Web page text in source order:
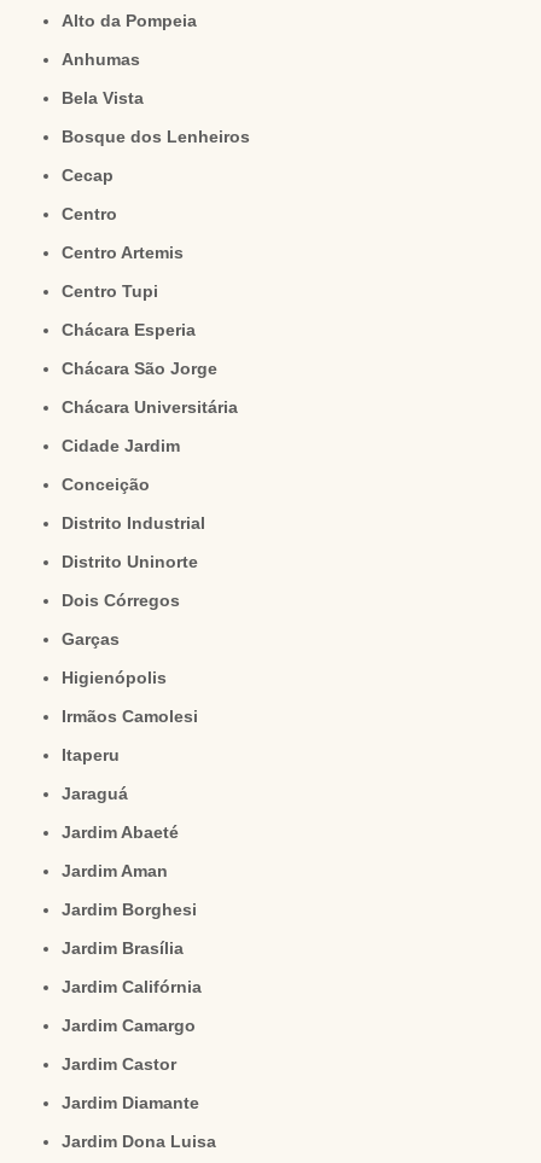
Alto da Pompeia
Anhumas
Bela Vista
Bosque dos Lenheiros
Cecap
Centro
Centro Artemis
Centro Tupi
Chácara Esperia
Chácara São Jorge
Chácara Universitária
Cidade Jardim
Conceição
Distrito Industrial
Distrito Uninorte
Dois Córregos
Garças
Higienópolis
Irmãos Camolesi
Itaperu
Jaraguá
Jardim Abaeté
Jardim Aman
Jardim Borghesi
Jardim Brasília
Jardim Califórnia
Jardim Camargo
Jardim Castor
Jardim Diamante
Jardim Dona Luisa